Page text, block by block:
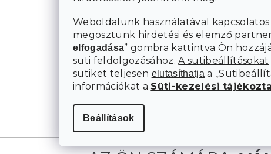
Weboldalunk használatával
megosztunk hirdetési és elemző
elfogadása” gombra kattintva Ön
süti feldolgozásához.A sütibeállításokat
sütiket teljesen elutasíthatja a
információkat a Süti-kezelési
Beállítások